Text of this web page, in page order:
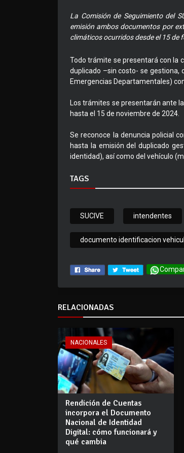
La Comisión de Seguimiento del
emisión ambos documentos por
climáticos ocurridos desde el 15 de
Todo trámite se presentará con la
duplicado –sin costo- se gestiona,
Emergencias Departamentales)
Los trámites se presentarán ante
hasta el 15 de noviembre de 2024.
Se reconoce la denuncia policial
hasta la emisión del duplicado
identidad), así como del vehículo
TAGS
SUCIVE intendentes
documento identificacion
RELACIONADAS
NACIONALES
Rendición de Cuentas
incorpora el Documento
Nacional de Identidad
Digital: cómo funcionará y
qué cambia